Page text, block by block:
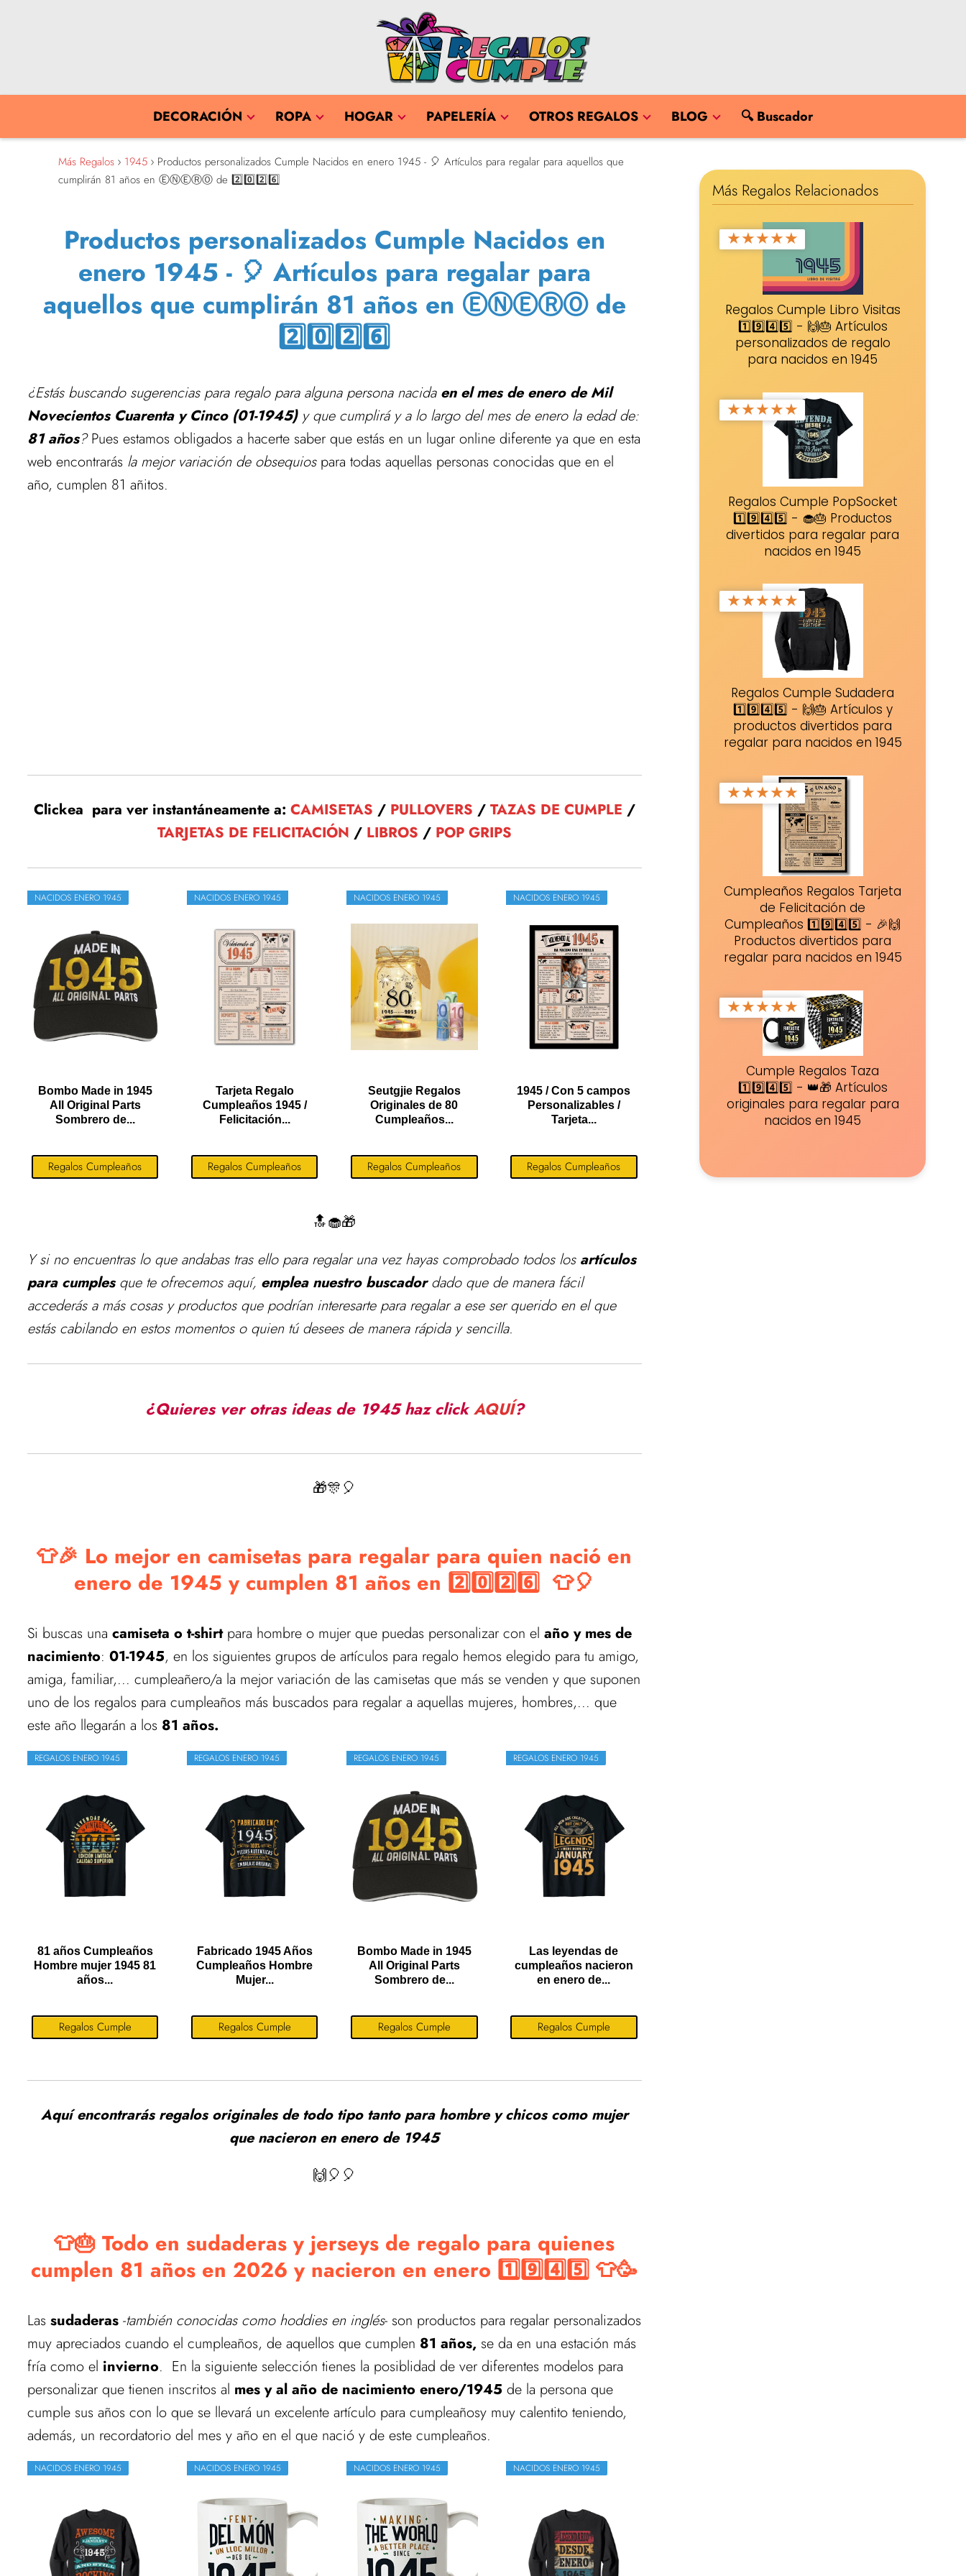
DECORACIÓN ROPA HOGAR PAPELERÍA OTROS REGALOS BLOG 🔍 Buscador
Más Regalos 1945
Productos personalizados Cumple Nacidos en enero 1945 - 🎈 Artículos para regalar para aquellos que
cumplirán 81 años en ⒺⓃⒺⓇⓄ de 2️⃣0️⃣2️⃣6️⃣
Productos personalizados Cumple Nacidos en
enero 1945 - 🎈 Artículos para regalar para
aquellos que cumplirán 81 años en ⒺⓃⒺⓇⓄ de
2️⃣0️⃣2️⃣6️⃣
¿Estás buscando sugerencias para regalo para alguna persona nacida en el mes de enero de Mil
Novecientos Cuarenta y Cinco (01-1945)y que cumplirá y a lo largo del mes de enero la edad de:
81 años?Pues estamos obligados a hacerte saber que estás en un lugar online diferente ya que en esta
web encontrarás la mejor variación de obsequiospara todas aquellas personas conocidas que en el
año, cumplen 81 añitos.
Clickea para ver instantáneamente a: CAMISETAS / PULLOVERS / TAZAS DE CUMPLE /
TARJETAS DE FELICITACIÓN / LIBROS / POP GRIPS
NACIDOS ENERO 1945
Bombo Made in 1945
All Original Parts
Sombrero de...
Regalos Cumpleaños
NACIDOS ENERO 1945
Tarjeta Regalo
Cumpleaños 1945 /
Felicitación...
Regalos Cumpleaños
NACIDOS ENERO 1945
Seutgjie Regalos
Originales de 80
Cumpleaños...
Regalos Cumpleaños
NACIDOS ENERO 1945
1945 / Con 5 campos
Personalizables /
Tarjeta...
Regalos Cumpleaños
🔝🧁🎁
Y si no encuentras lo que andabas tras ello para regalaruna vez hayas comprobado todos los artículos
para cumplesque te ofrecemos aquí, emplea nuestro buscadordado que de manera fácil
accederás a más cosas y productos que podrían interesarte para regalar a ese ser querido en el que
estás cabilando en estos momentos o quien tú desees de manera rápida y sencilla.
¿Quieres ver otras ideas de 1945 haz clickAQUÍ?
🎁🎊🎈
👕🎉 Lo mejor en camisetas para regalar para quien nació en
enero de 1945 y cumplen 81 años en 2️⃣0️⃣2️⃣6️⃣ 👕🎈
Si buscas una camiseta o t-shirtpara hombre o mujer que puedas personalizar con el año y mes de
nacimiento: 01-1945, en los siguientes grupos de artículos para regalo hemos elegido para tu amigo,
amiga, familiar,... cumpleañero/a la mejor variación de las camisetas que más se venden y que suponen
uno de los regalos para cumpleaños más buscados para regalar a aquellas mujeres, hombres,... que
este año llegarán a los 81 años.
REGALOS ENERO 1945
81 años Cumpleaños
Hombre mujer 1945 81
años...
Regalos Cumple
REGALOS ENERO 1945
Fabricado 1945 Años
Cumpleaños Hombre
Mujer...
Regalos Cumple
REGALOS ENERO 1945
Bombo Made in 1945
All Original Parts
Sombrero de...
Regalos Cumple
REGALOS ENERO 1945
Las leyendas de
cumpleaños nacieron
en enero de...
Regalos Cumple
Aquí encontrarás regalos originales de todo tipo tanto para hombre y chicos como mujer
que nacieron en enero de 1945
🙌🎈🎈
👕🎂 Todo en sudaderas y jerseys de regalo para quienes
cumplen 81 años en 2026 y nacieron en enero 1️⃣9️⃣4️⃣5️⃣ 👕🥳
Las sudaderas -también conocidas como hoddies en inglés- son productos para regalar personalizados
muy apreciados cuando el cumpleaños, de aquellos que cumplen 81 años, se da en una estación más
fría como el invierno. En la siguiente selección tienes la posiblidad de ver diferentes modelos para
personalizar que tienen inscritos al mes y al año de nacimiento enero/1945 de la persona que
cumple sus años con lo que se llevará un excelente artículo para cumpleañosy muy calentito teniendo,
además, un recordatorio del mes y año en el que nació y de este cumpleaños.
NACIDOS ENERO 1945 NACIDOS ENERO 1945 NACIDOS ENERO 1945 NACIDOS ENERO 1945
Más Regalos Relacionados
★★★★★
Regalos Cumple Libro Visitas
1️⃣9️⃣4️⃣5️⃣ - 🙌🎂 Artículos
personalizados de regalo
para nacidos en 1945
★★★★★
Regalos Cumple PopSocket
1️⃣9️⃣4️⃣5️⃣ - 🧁🎂 Productos
divertidos para regalar para
nacidos en 1945
★★★★★
Regalos Cumple Sudadera
1️⃣9️⃣4️⃣5️⃣ - 🙌🎂 Artículos y
productos divertidos para
regalar para nacidos en 1945
★★★★★
Cumpleaños Regalos Tarjeta
de Felicitación de
Cumpleaños 1️⃣9️⃣4️⃣5️⃣ - 🎉🙌
Productos divertidos para
regalar para nacidos en 1945
★★★★★
Cumple Regalos Taza
1️⃣9️⃣4️⃣5️⃣ - 👑🎁 Artículos
originales para regalar para
nacidos en 1945